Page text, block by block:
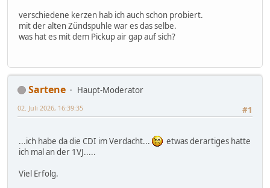
verschiedene kerzen hab ich auch schon probiert.
mit der alten Zündspuhle war es das selbe.
was hat es mit dem Pickup air gap auf sich?
Sartene
Haupt-Moderator
#1
02. Juli 2026, 16:39:35
...ich habe da die CDI im Verdacht...
etwas derartiges hatte
ich mal an der 1VJ.....
Viel Erfolg.